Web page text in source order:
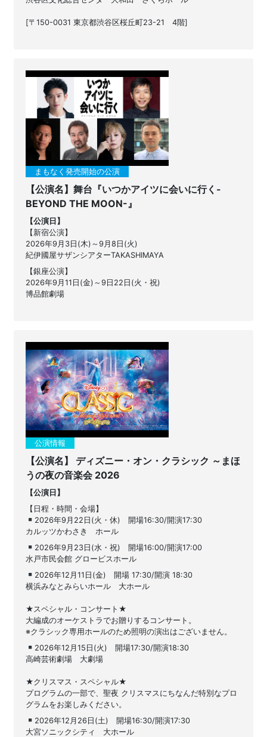
[〒150-0031 東京都渋谷区桜丘町23-21 4階]
まもなく発売開始の公演
【公演名】舞台『いつかアイツに会いに⾏く-
BEYOND THE MOON-』
【公演日】
【新宿公演】
2026年9月3日(木)～9月8日(火)
紀伊國屋サザンシアターTAKASHIMAYA
【銀座公演】
2026年9月11日(金)～9日22日(火・祝)
博品館劇場
公演情報
【公演名】 ディズニー・オン・クラシック ～まほ
うの夜の音楽会 2026
【公演日】
【日程・時間・会場】
2026年9月22日(火・休) 開場16:30/開演17:30
カルッツかわさき ホール
2026年9月23日(水・祝) 開場16:00/開演17:00
水戸市民会館 グロービスホール
2026年12月11日(金) 開場 17:30/開演 18:30
横浜みなとみらいホール 大ホール
★スペシャル・コンサート★
大編成のオーケストラでお贈りするコンサート。
※クラシック専用ホールのため照明の演出はございません。
2026年12月15日(火) 開場17:30/開演18:30
高崎芸術劇場 大劇場
★クリスマス・スペシャル★
プログラムの一部で、聖夜 クリスマスにちなんだ特別なプロ
グラムをお楽しみください。
2026年12月26日(土) 開場16:30/開演17:30
大宮ソニックシティ 大ホール